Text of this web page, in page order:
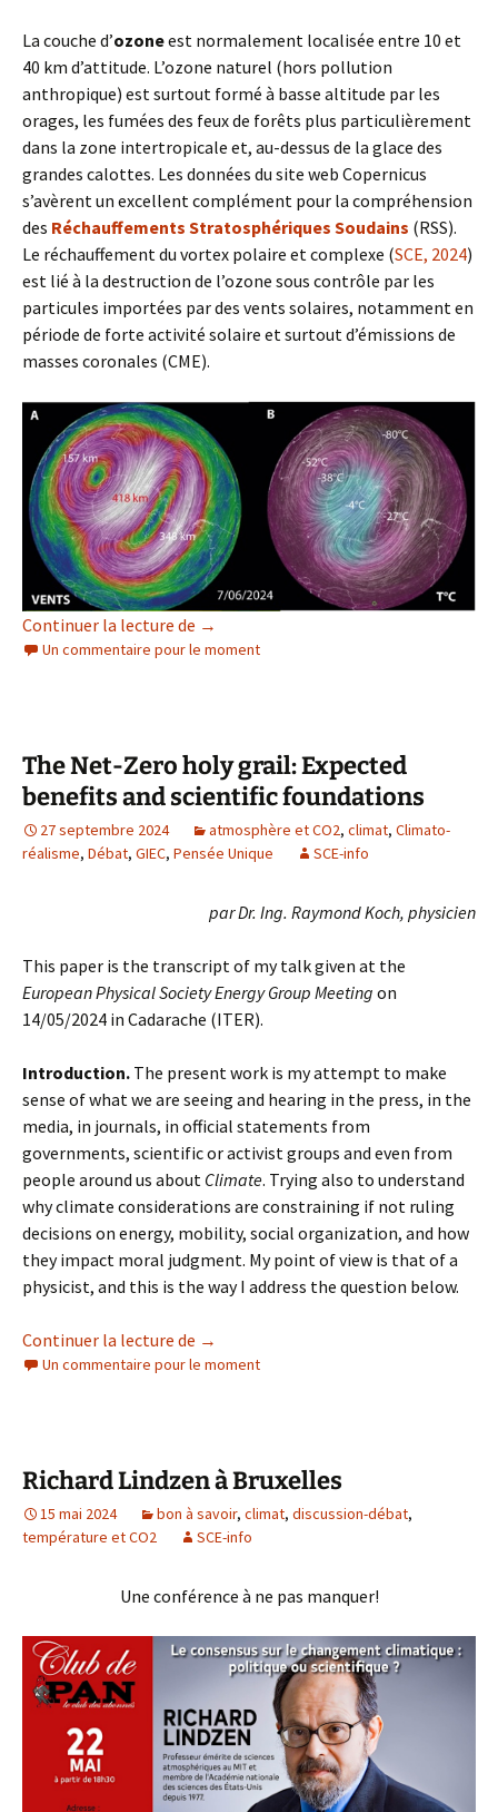
La couche d’ozoneest normalement localisée entre 10 et
40 km d’attitude. L’ozone naturel (hors pollution
anthropique) est surtout formé à basse altitude par les
orages, les fumées des feux de forêts plus particulièrement
dans la zone intertropicale et, au-dessus de la glace des
grandes calottes. Les données du site web Copernicus
s’avèrent un excellent complément pour la compréhension
des Réchauffements Stratosphériques Soudains (RSS).
Le réchauffement du vortex polaire et complexe (SCE, 2024)
est lié à la destruction de l’ozone sous contrôle par les
particules importées par des vents solaires, notamment en
période de forte activité solaire et surtout d’émissions de
masses coronales (CME).
Continuer la lecture de Un réchauffement stratosphérique
→
Un commentaire pour le moment
The Net-Zero holy grail: Expected
benefits and scientific foundations
27 septembre 2024 atmosphère et CO2, climat, Climato-
réalisme, Débat, GIEC, Pensée Unique SCE-info
par Dr. Ing. Raymond Koch, physicien
This paper is the transcript of my talk given at the
European Physical Society Energy Group Meeting on
14/05/2024 in Cadarache (ITER).
Introduction. The present work is my attempt to make
sense of what we are seeing and hearing in the press, in the
media, in journals, in official statements from
governments, scientific or activist groups and even from
people around us about Climate. Trying also to understand
why climate considerations are constraining if not ruling
decisions on energy, mobility, social organization, and how
they impact moral judgment. My point of view is that of a
physicist, and this is the way I address the question below.
Continuer la lecture de The Net-Zero holy grail: Expected
→
Un commentaire pour le moment
Richard Lindzen à Bruxelles
15 mai 2024 bon à savoir, climat, discussion-débat,
température et CO2
SCE-info
Une conférence à ne pas manquer!